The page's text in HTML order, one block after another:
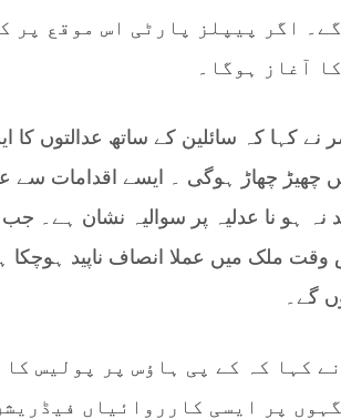
اگر پیپلز پارٹی اس موقع پر
آغاز ہوگا۔
نے کہا کہ سائلین کے ساتھ عدالتوں کا
چھیڑ چھاڑ ہوگی ۔ ایسے اقدامات سے
نہ ہو نا عدلیہ پر سوالیہ نشان ہے۔
ملک میں عملا انصاف ناپید
گے۔
کہا کہ کے پی ہاؤس پر پولیس
پر ایسی کارروائیاں